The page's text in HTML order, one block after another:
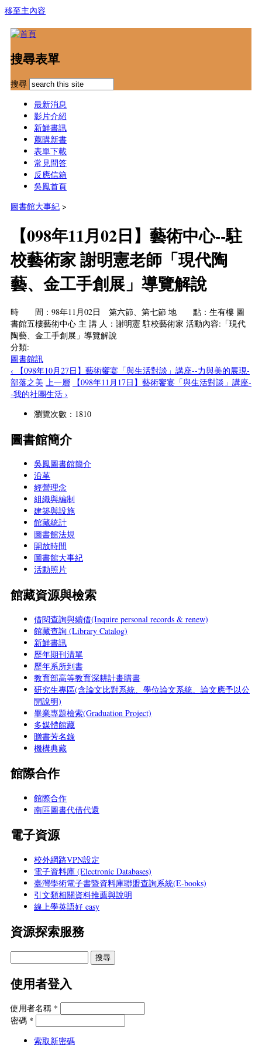
移至主內容
搜尋表單
搜尋
最新消息
影片介紹
新鮮書訊
薦購新書
表單下載
常見問答
反應信箱
吳鳳首頁
圖書館大事紀 >
【098年11月02日】藝術中心--駐
校藝術家 謝明憲老師「現代陶
藝、金工手創展」導覽解說
時 間：98年11月02日 第六節、第七節 地 點：生有樓 圖
書館五樓藝術中心 主 講 人：謝明憲 駐校藝術家 活動內容:「現代
陶藝、金工手創展」導覽解說
分類:
圖書館訊
‹ 【098年10月27日】藝術饗宴「與生活對談」講座--力與美的展現-
部落之美 上一層
【098年11月17日】藝術饗宴「與生活對談」講座-
-我的社團生活 ›
瀏覽次數：1810
圖書館簡介
吳鳳圖書館簡介
沿革
經營理念
組織與編制
建築與設施
館藏統計
圖書館法規
開放時間
圖書館大事紀
活動照片
館藏資源與檢索
借閱查詢與續借(Inquire personal records & renew)
館藏查詢 (Library Catalog)
新鮮書訊
歷年期刊清單
歷年系所到書
教育部高等教育深耕計畫購書
研究生專區(含論文比對系統、學位論文系統、論文應予以公
開說明)
畢業專題檢索(Graduation Project)
多媒體館藏
贈書芳名錄
機構典藏
館際合作
館際合作
南區圖書代借代還
電子資源
校外網路VPN設定
電子資料庫 (Electronic Databases)
臺灣學術電子書暨資料庫聯盟查詢系統(E-books)
引文類相關資料推薦與說明
線上學英語好 easy
資源探索服務
使用者登入
使用者名稱 *
密碼 *
索取新密碼